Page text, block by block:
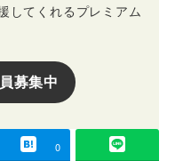
してくれるプレミアム
募集中
0